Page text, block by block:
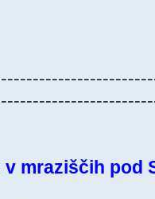
mraziščih pod